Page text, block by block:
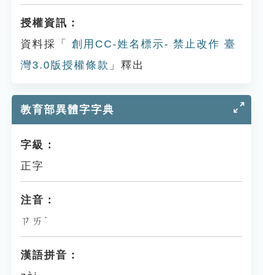
授權資訊：
資料採「
創用CC-姓名標示- 禁止改作 臺
灣3.0版授權條款 」釋出
教育部異體字字典
字級：
正字
注音：
ㄗㄞˋ
漢語拼音：